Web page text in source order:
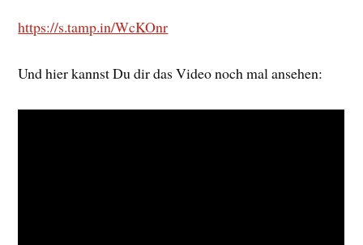
https://s.tamp.in/WcKOnr
Und hier kannst Du dir das Video noch mal ansehen: